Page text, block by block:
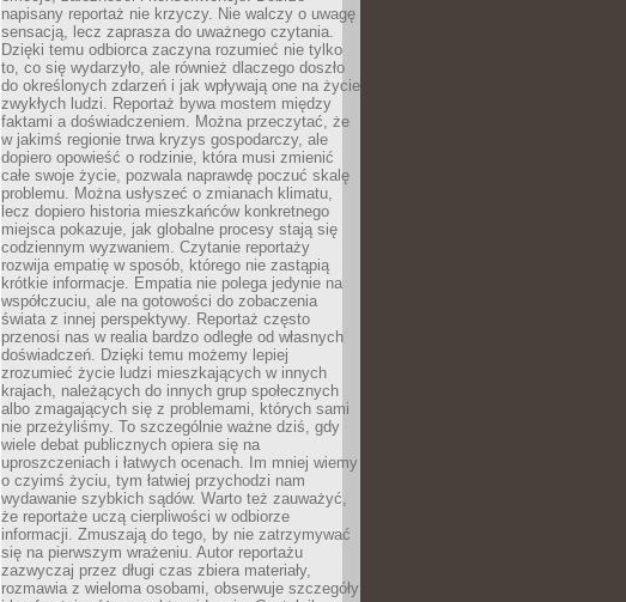
napisany reportaż nie krzyczy. Nie walczy o uwagę
sensacją, lecz zaprasza do uważnego czytania.
Dzięki temu odbiorca zaczyna rozumieć nie tylko
to, co się wydarzyło, ale również dlaczego doszło
do określonych zdarzeń i jak wpływają one na życie
zwykłych ludzi. Reportaż bywa mostem między
faktami a doświadczeniem. Można przeczytać, że
w jakimś regionie trwa kryzys gospodarczy, ale
dopiero opowieść o rodzinie, która musi zmienić
całe swoje życie, pozwala naprawdę poczuć skalę
problemu. Można usłyszeć o zmianach klimatu,
lecz dopiero historia mieszkańców konkretnego
miejsca pokazuje, jak globalne procesy stają się
codziennym wyzwaniem. Czytanie reportaży
rozwija empatię w sposób, którego nie zastąpią
krótkie informacje. Empatia nie polega jedynie na
współczuciu, ale na gotowości do zobaczenia
świata z innej perspektywy. Reportaż często
przenosi nas w realia bardzo odległe od własnych
doświadczeń. Dzięki temu możemy lepiej
zrozumieć życie ludzi mieszkających w innych
krajach, należących do innych grup społecznych
albo zmagających się z problemami, których sami
nie przeżyliśmy. To szczególnie ważne dziś, gdy
wiele debat publicznych opiera się na
uproszczeniach i łatwych ocenach. Im mniej wiemy
o czyimś życiu, tym łatwiej przychodzi nam
wydawanie szybkich sądów. Warto też zauważyć,
że reportaże uczą cierpliwości w odbiorze
informacji. Zmuszają do tego, by nie zatrzymywać
się na pierwszym wrażeniu. Autor reportażu
zazwyczaj przez długi czas zbiera materiały,
rozmawia z wieloma osobami, obserwuje szczegóły